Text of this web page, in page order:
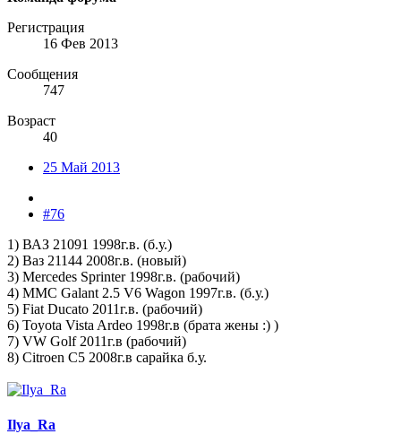
Регистрация
16 Фев 2013
Сообщения
747
Возраст
40
25 Май 2013
#76
1) ВАЗ 21091 1998г.в. (б.у.)
2) Ваз 21144 2008г.в. (новый)
3) Mercedes Sprinter 1998г.в. (рабочий)
4) MMC Galant 2.5 V6 Wagon 1997г.в. (б.у.)
5) Fiat Ducato 2011г.в. (рабочий)
6) Toyota Vista Ardeo 1998г.в (брата жены :) )
7) VW Golf 2011г.в (рабочий)
8) Citroen C5 2008г.в сарайка б.у.
Ilya_Ra